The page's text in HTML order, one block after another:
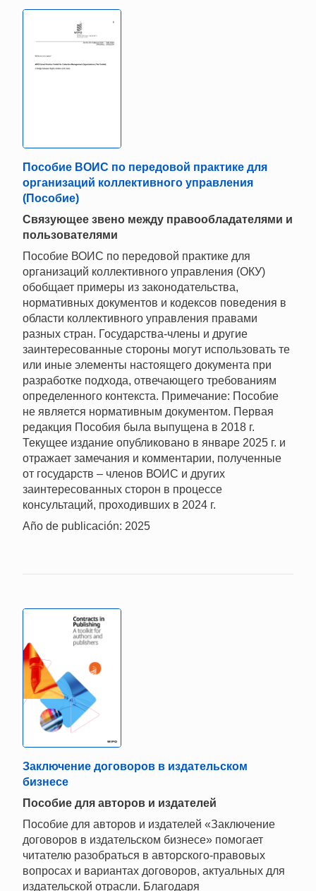
Пособие ВОИС по передовой практике для
организаций коллективного управления
(Пособие)
Связующее звено между правообладателями и
пользователями
Пособие ВОИС по передовой практике для
организаций коллективного управления (ОКУ)
обобщает примеры из законодательства,
нормативных документов и кодексов поведения в
области коллективного управления правами
разных стран. Государства-члены и другие
заинтересованные стороны могут использовать те
или иные элементы настоящего документа при
разработке подхода, отвечающего требованиям
определенного контекста. Примечание: Пособие
не является нормативным документом. Первая
редакция Пособия была выпущена в 2018 г.
Текущее издание опубликовано в январе 2025 г. и
отражает замечания и комментарии, полученные
от государств – членов ВОИС и других
заинтересованных сторон в процессе
консультаций, проходивших в 2024 г.
Año de publicación: 2025
Заключение договоров в издательском
бизнесе
Пособие для авторов и издателей
Пособие для авторов и издателей «Заключение
договоров в издательском бизнесе» помогает
читателю разобраться в авторского-правовых
вопросах и вариантах договоров, актуальных для
издательской отрасли. Благодаря